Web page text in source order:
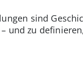
sind
und zu